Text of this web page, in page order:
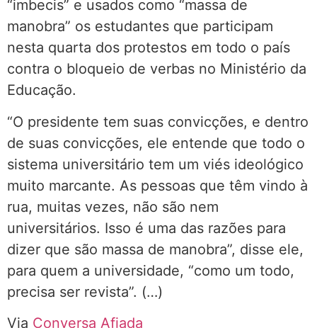
“imbecis” e usados como “massa de
manobra” os estudantes que participam
nesta quarta dos protestos em todo o país
contra o bloqueio de verbas no Ministério da
Educação.
“O presidente tem suas convicções, e dentro
de suas convicções, ele entende que todo o
sistema universitário tem um viés ideológico
muito marcante. As pessoas que têm vindo à
rua, muitas vezes, não são nem
universitários. Isso é uma das razões para
dizer que são massa de manobra”, disse ele,
para quem a universidade, “como um todo,
precisa ser revista”. (…)
Via Conversa Afiada